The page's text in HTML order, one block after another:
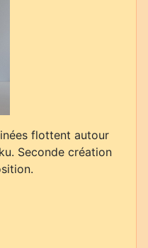
flottent autour
Seconde création